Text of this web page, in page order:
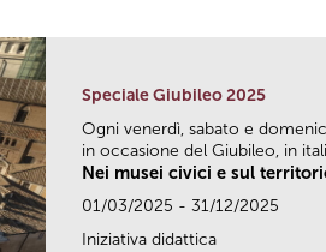
Speciale Giubileo 2025
Ogni venerdì, sabato e
in occasione del Giubileo, in
Nei musei civici e sul
01/03/2025 - 31/12/2025
Iniziativa didattica